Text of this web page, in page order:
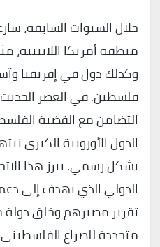
خلال السنوات السابقة،
منطقة أمريكا اللاتينية،
وكذلك دول في إفريقيا
فلسطين. في العصر
التضامن مع القضية
الدول الأوروبية الكبرى
بشكل رسمي. يبرز هذا
الدولي الذي يهدف إلى
تقرير مصيرهم وخلق
متجددة للصراع الفلسطيني